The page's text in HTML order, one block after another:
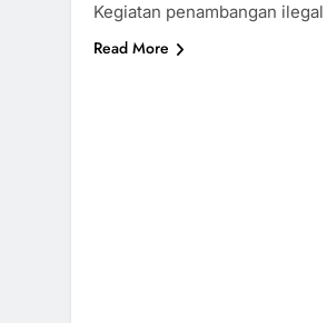
Kegiatan penambangan
Read More